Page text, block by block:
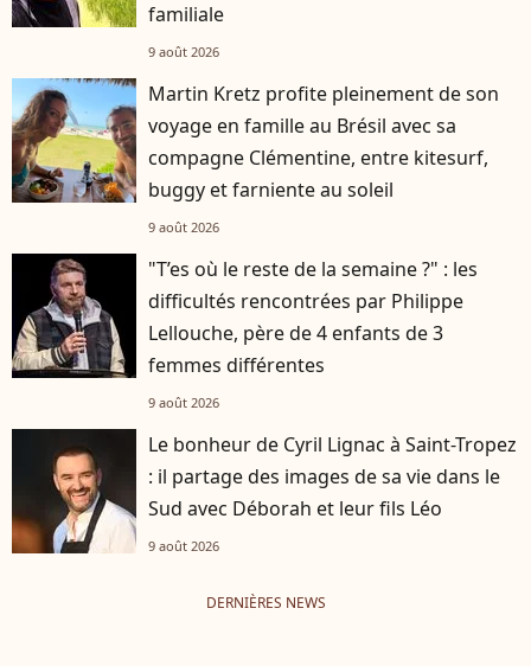
familiale
9 août 2026
Martin Kretz profite pleinement de son
voyage en famille au Brésil avec sa
compagne Clémentine, entre kitesurf,
buggy et farniente au soleil
9 août 2026
"T’es où le reste de la semaine ?" : les
difficultés rencontrées par Philippe
Lellouche, père de 4 enfants de 3
femmes différentes
9 août 2026
Le bonheur de Cyril Lignac à Saint-Tropez
: il partage des images de sa vie dans le
Sud avec Déborah et leur fils Léo
9 août 2026
DERNIÈRES NEWS